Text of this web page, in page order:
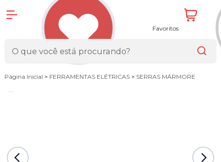
Favoritos
Página Inicial > FERRAMENTAS ELÉTRICAS > SERRAS MÁRMORE